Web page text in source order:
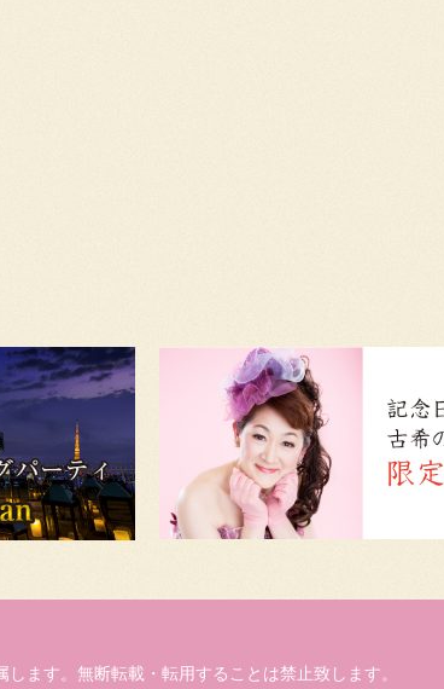
ます。無断転載・転用することは禁止致します。